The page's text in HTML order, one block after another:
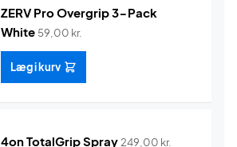
ZERV Pro Overgrip 3-Pack
White 59,00 kr.
Læg i kurv
4on TotalGrip Spray 249,00 kr.